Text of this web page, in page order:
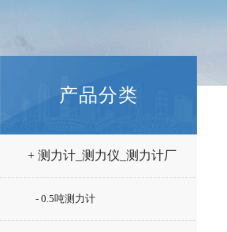
产品分类
+ 测力计_测力仪_测力计厂
- 0.5吨测力计